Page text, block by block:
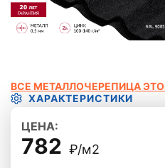
ХАРАКТЕРИСТИКИ
ВСЕ МЕТАЛЛОЧЕРЕПИЦА
ЦЕНА:
782 ₽/м2